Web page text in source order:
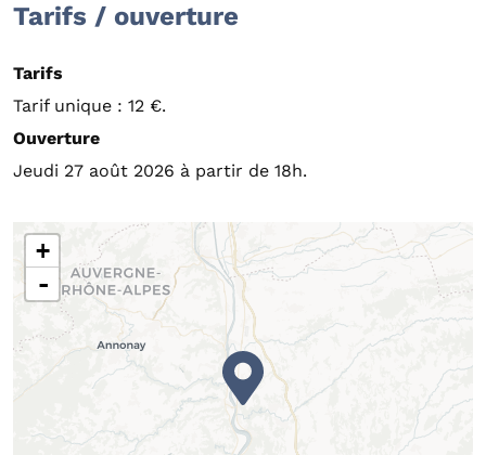
Tarifs / ouverture
Tarifs
Tarif unique : 12 €.
Ouverture
Jeudi 27 août 2026 à partir de 18h.
+
-